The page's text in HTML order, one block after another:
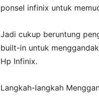
ponsel infinix untuk
Jadi cukup beruntung
built-in untuk
Hp Infinix.
Langkah-langkah